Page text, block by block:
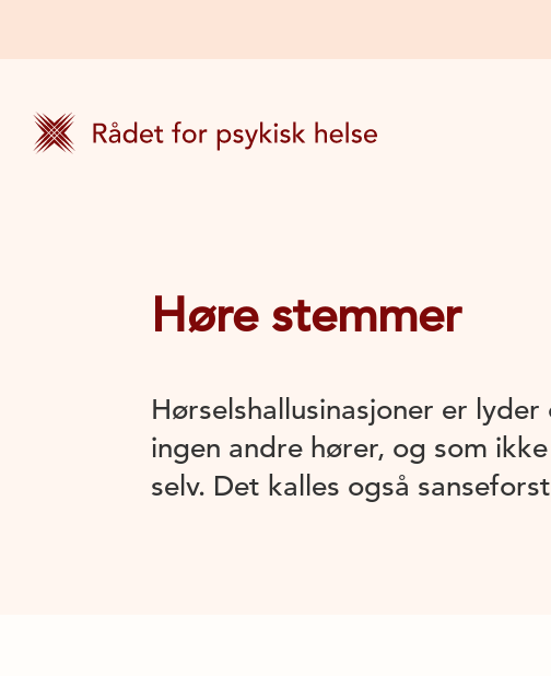
Høre stemmer
Hørselshallusinasjoner er
ingen andre hører, og som
selv. Det kalles også